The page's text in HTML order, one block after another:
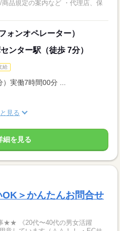
品規定の案内など ・代理店、保
ォンオペレーター）
ンター駅（徒歩 7分）
給
実働7時間00分 ...
見る
細を見る
＞かんたんお問合せ
女活躍